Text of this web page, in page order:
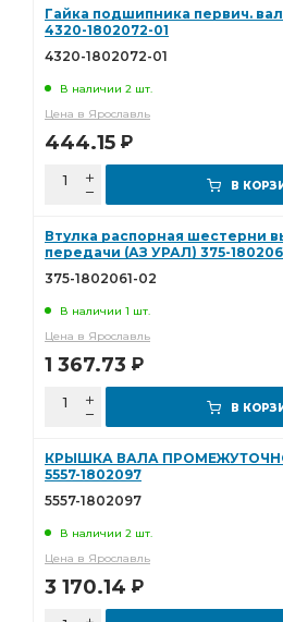
Гайка подшипника первич.
4320-1802072-01
4320-1802072-01
В наличии 2 шт.
Цена в Ярославль
444.15 Р
В
Втулка распорная шестерни
передачи (АЗ УРАЛ) 375-
375-1802061-02
В наличии 1 шт.
Цена в Ярославль
1 367.73 Р
В
КРЫШКА ВАЛА
5557-1802097
5557-1802097
В наличии 2 шт.
Цена в Ярославль
3 170.14 Р